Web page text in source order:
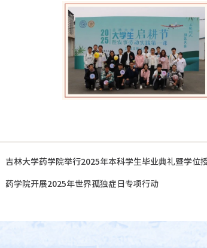
吉林大学药学院举行2025年本科学生毕业典礼暨学位
药学院开展2025年世界孤独症日专项行动